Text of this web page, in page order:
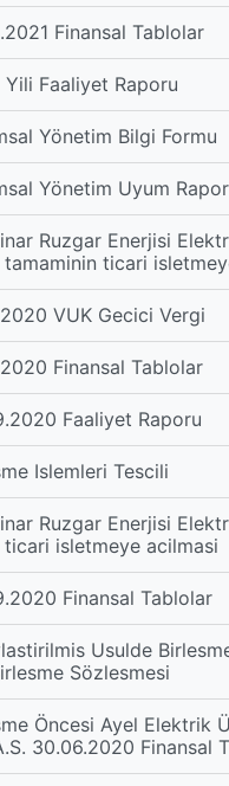
Finansal Tablolar
Faaliyet Raporu
Yönetim Bilgi Formu
Yönetim Uyum
Ruzgar Enerjisi
ticari
VUK Gecici Vergi
Finansal Tablolar
Faaliyet Raporu
Islemleri Tescili
Ruzgar Enerjisi
isletmeye acilmasi
Finansal Tablolar
Usulde
Sözlesmesi
Öncesi Ayel Elektrik
30.06.2020 Finansal